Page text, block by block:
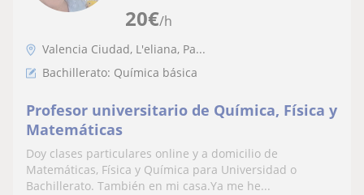
20€/h
Valencia Ciudad, L'eliana, Pa...
Bachillerato: Química básica
Profesor universitario de Química, Física y
Matemáticas
Doy clases particulares online y a domicilio de
Matemáticas, Física y Química para Universidad o
Bachillerato. También en mi casa.Ya me he...